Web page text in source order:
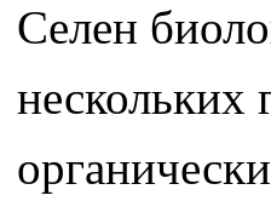
Селен
нескольких